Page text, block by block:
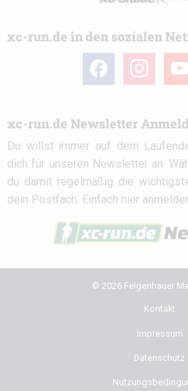
xc-run.de in den sozialen
facebook instagram
xc-run.de Newsletter
Du willst immer auf dem
dich für unseren Newsletter an.
du damit regelmäßig die
dein Postfach. Einfach hier
© 2026 Felgenhauer
Kontakt
Impressum
Datenschutz